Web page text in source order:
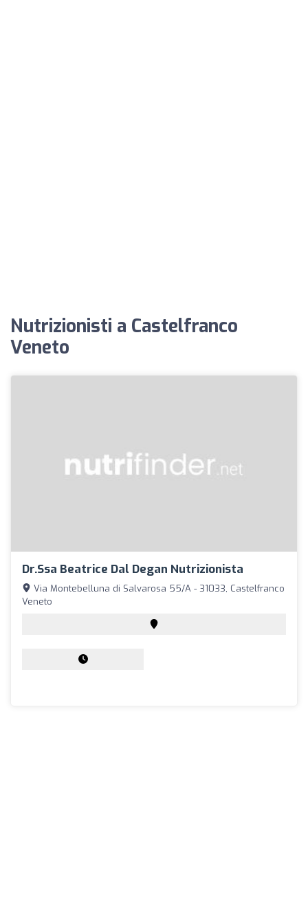
Nutrizionisti a Castelfranco
Veneto
Dr.ssa Beatrice Dal Degan Nutrizionista
Via Montebelluna di Salvarosa 55/A - 31033, Castelfranco
Veneto